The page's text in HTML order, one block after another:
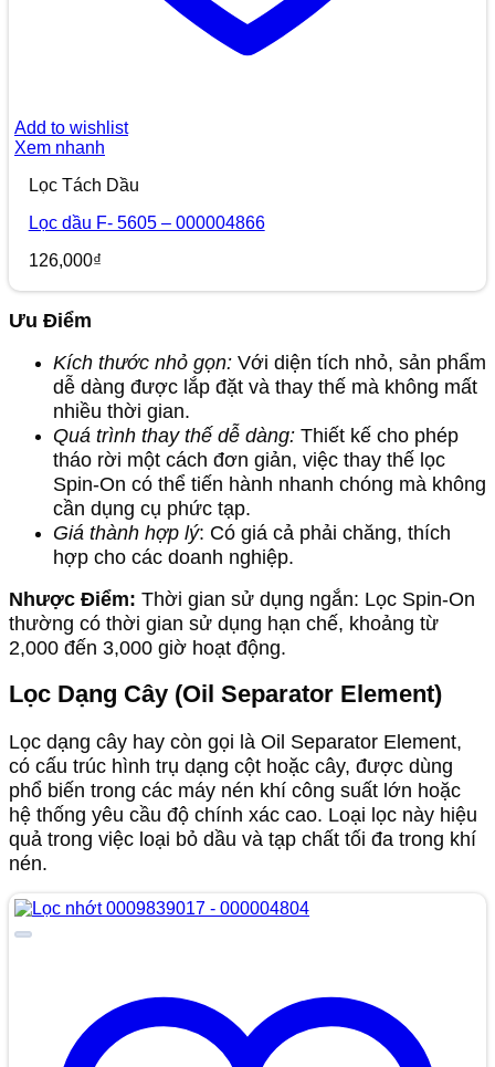
Add to wishlist
Xem nhanh
Lọc Tách Dầu
Lọc dầu F- 5605 – 000004866
126,000₫
Ưu Điểm
Kích thước nhỏ gọn: Với diện tích nhỏ, sản phẩm
dễ dàng được lắp đặt và thay thế mà không mất
nhiều thời gian.
Quá trình thay thế dễ dàng: Thiết kế cho phép
tháo rời một cách đơn giản, việc thay thế lọc
Spin-On có thể tiến hành nhanh chóng mà không
cần dụng cụ phức tạp.
Giá thành hợp lý: Có giá cả phải chăng, thích
hợp cho các doanh nghiệp.
Nhược Điểm: Thời gian sử dụng ngắn: Lọc Spin-On
thường có thời gian sử dụng hạn chế, khoảng từ
2,000 đến 3,000 giờ hoạt động.
Lọc Dạng Cây (Oil Separator Element)
Lọc dạng cây hay còn gọi là Oil Separator Element,
có cấu trúc hình trụ dạng cột hoặc cây, được dùng
phổ biến trong các máy nén khí công suất lớn hoặc
hệ thống yêu cầu độ chính xác cao. Loại lọc này hiệu
quả trong việc loại bỏ dầu và tạp chất tối đa trong khí
nén.